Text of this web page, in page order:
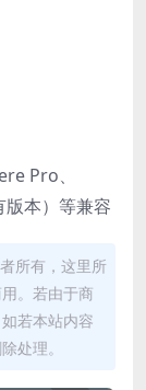
Pro、
本）等兼容
所有，这里所
。若由于商
若本站内容
处理。